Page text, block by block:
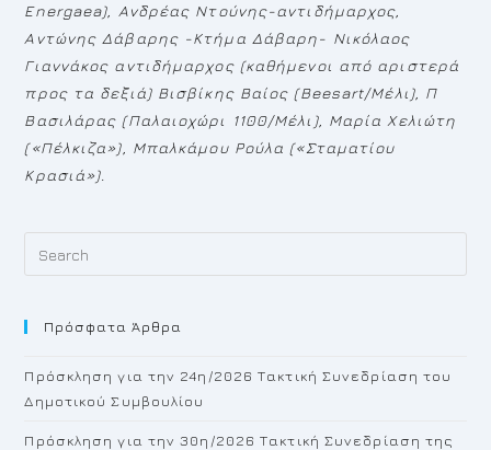
Εnergaea), Ανδρέας Ντούνης-αντιδήμαρχος,
Αντώνης Δάβαρης -Κτήμα Δάβαρη- Νικόλαος
Γιαννάκος αντιδήμαρχος (καθήμενοι από αριστερά
προς τα δεξιά) Βισβίκης Βαίος (Βeesart/Μέλι), Π
Βασιλάρας (Παλαιοχώρι 1100/Μέλι), Μαρία Χελιώτη
(«Πέλκιζα»), Μπαλκάμου Ρούλα («Σταματίου
Κρασιά»).
Πρόσφατα Άρθρα
Πρόσκληση για την 24η/2026 Τακτική Συνεδρίαση του
Δημοτικού Συμβουλίου
Πρόσκληση για την 30η/2026 Τακτική Συνεδρίαση της